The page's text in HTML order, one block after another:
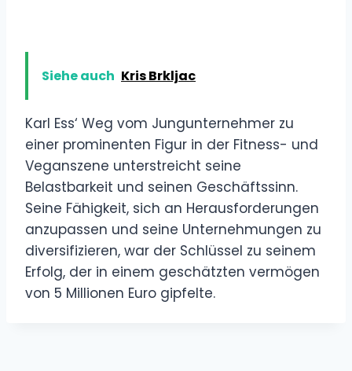
Siehe auch Kris Brkljac
Karl Ess‘ Weg vom Jungunternehmer zu
einer prominenten Figur in der Fitness- und
Veganszene unterstreicht seine
Belastbarkeit und seinen Geschäftssinn.
Seine Fähigkeit, sich an Herausforderungen
anzupassen und seine Unternehmungen zu
diversifizieren, war der Schlüssel zu seinem
Erfolg, der in einem geschätzten vermögen
von 5 Millionen Euro gipfelte.